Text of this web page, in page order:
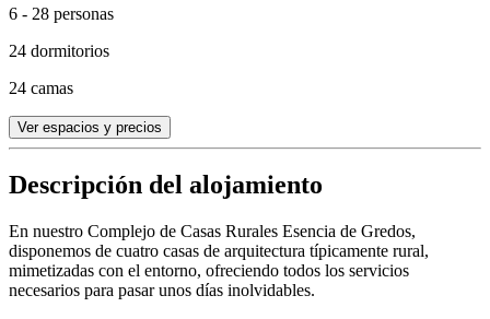
6 - 28 personas
24 dormitorios
24 camas
Ver espacios y precios
Descripción del alojamiento
En nuestro Complejo de Casas Rurales Esencia de Gredos,
disponemos de cuatro casas de arquitectura típicamente rural,
mimetizadas con el entorno, ofreciendo todos los servicios
necesarios para pasar unos días inolvidables.